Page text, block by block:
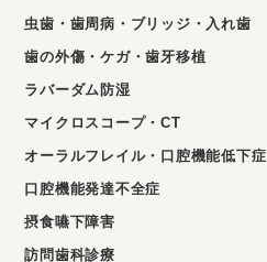
虫歯・歯周病・ブリッジ・入れ歯
歯の外傷・ケガ・歯牙移植
ラバーダム防湿
マイクロスコープ・CT
オーラルフレイル・口腔機能低下症
口腔機能発達不全症
摂食嚥下障害
訪問歯科診療